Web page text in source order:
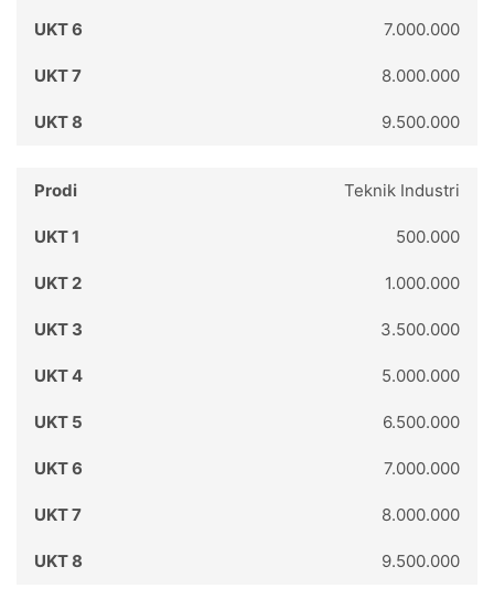
7.000.000
8.000.000
9.500.000
Teknik Industri
500.000
1.000.000
3.500.000
5.000.000
6.500.000
7.000.000
8.000.000
9.500.000